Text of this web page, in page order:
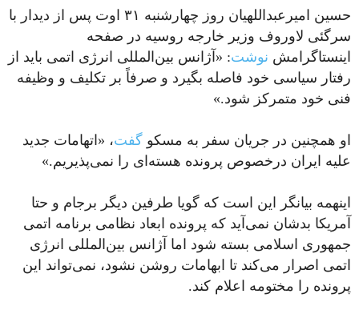
حسین امیرعبداللهیان روز چهارشنبه ۳۱ اوت پس از دیدار با
سرگئی لاوروف وزیر خارجه روسیه در صفحه
اینستاگرامش نوشت: «آژانس بین‌المللی انرژی اتمی باید از
رفتار سیاسی خود فاصله بگیرد و صرفاً بر تکلیف و وظیفه
فنی خود متمرکز شود.»
او همچنین در جریان سفر به مسکو گفت، «اتهامات جدید
علیه ایران درخصوص پرونده هسته‌ای را نمی‌پذیریم.»
اینهمه بیانگر این است که گویا طرفین دیگر برجام و حتا
آمریکا بدشان نمی‌آید که پرونده ابعاد نظامی برنامه اتمی
جمهوری اسلامی بسته شود اما آژانس بین‌المللی انرژی
اتمی اصرار می‌کند تا ابهامات روشن نشود، نمی‌تواند این
پرونده را مختومه اعلام کند.